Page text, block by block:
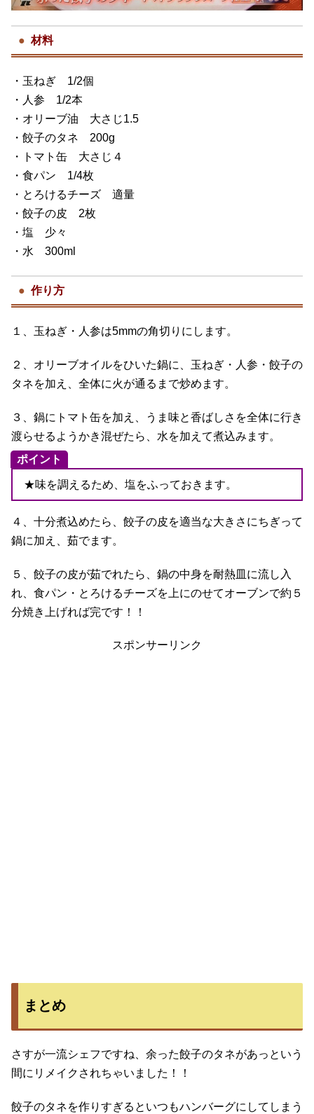
材料
・玉ねぎ 1/2個
・人参 1/2本
・オリーブ油 大さじ1.5
・餃子のタネ 200g
・トマト缶 大さじ４
・食パン 1/4枚
・とろけるチーズ 適量
・餃子の皮 2枚
・塩 少々
・水 300ml
作り方
１、玉ねぎ・人参は5mmの角切りにします。
２、オリーブオイルをひいた鍋に、玉ねぎ・人参・餃子の
タネを加え、全体に火が通るまで炒めます。
３、鍋にトマト缶を加え、うま味と香ばしさを全体に行き
渡らせるようかき混ぜたら、水を加えて煮込みます。
ポイント
★味を調えるため、塩をふっておきます。
４、十分煮込めたら、餃子の皮を適当な大きさにちぎって
鍋に加え、茹でます。
５、餃子の皮が茹でれたら、鍋の中身を耐熱皿に流し入
れ、食パン・とろけるチーズを上にのせてオーブンで約５
分焼き上げれば完です！！
スポンサーリンク
まとめ
さすが一流シェフですね、余った餃子のタネがあっという
間にリメイクされちゃいました！！
餃子のタネを作りすぎるといつもハンバーグにしてしまう